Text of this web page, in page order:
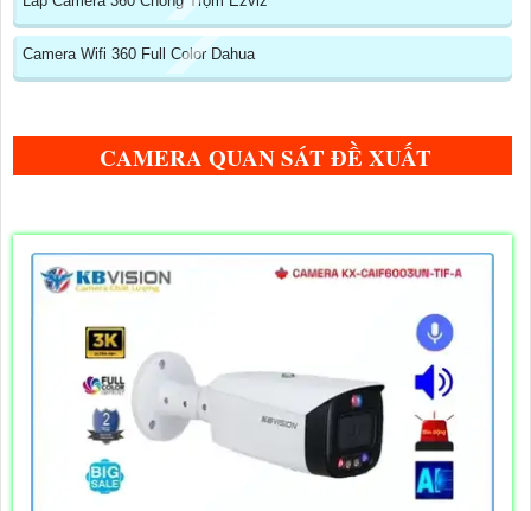
Camera Wifi 360 Full Color Dahua
CAMERA QUAN SÁT ĐỀ XUẤT